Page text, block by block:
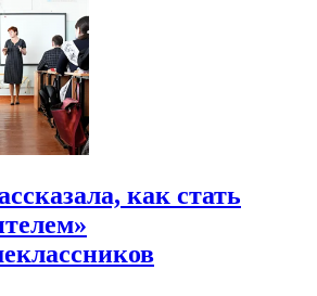
как стать